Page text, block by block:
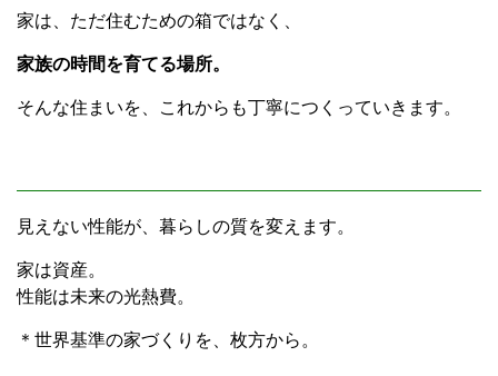
家は、ただ住むための箱ではなく、
家族の時間を育てる場所。
そんな住まいを、これからも丁寧につくっていきます。
見えない性能が、暮らしの質を変えます。
家は資産。
性能は未来の光熱費。
＊世界基準の家づくりを、枚方から。